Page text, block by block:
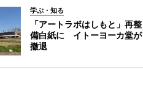
学ぶ・知る
「アートラボはしもと」再整
備白紙に イトーヨーカ堂が
撤退